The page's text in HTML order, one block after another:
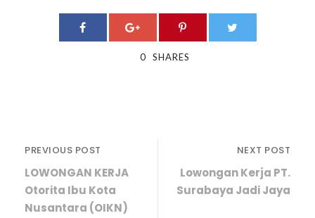
0 SHARES
PREVIOUS POST
LOWONGAN KERJA
Otorita Ibu Kota
Nusantara (OIKN)
NEXT POST
Lowongan Kerja PT.
Surabaya Jadi Jaya